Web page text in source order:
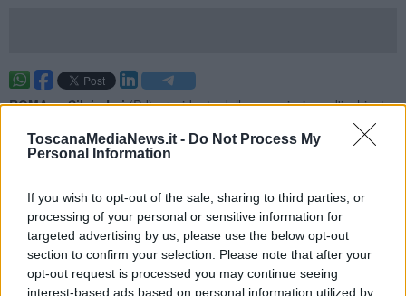
ToscanaMediaNews.it - Do Not Process My
Personal Information
If you wish to opt-out of the sale, sharing to third parties, or
processing of your personal or sensitive information for
targeted advertising by us, please use the below opt-out
section to confirm your selection. Please note that after your
opt-out request is processed you may continue seeing
interest-based ads based on personal information utilized by
ROMA —Silvio Lai(Pd) presidente della commissione d'inchiesta,
"Stiamo raccogliendo - ha detto il senatore Lai - le ultime
delle tragedia. A maggior ragione dopo la svolta dei giorni scorsi
con l'audizione dell'ex ministro degli Interni Vincenzo Scotti
emersi - ha ricordato Lai - dei documenti ufficiali di interlocuzione
con la polizia che testimoniano la presenza a bordo di esplosivo:
vogliamo saperne sicuramente di più".